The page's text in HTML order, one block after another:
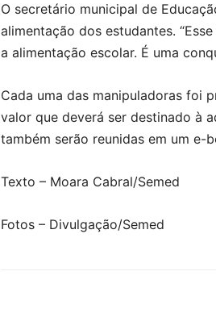
O secretário municipal de
alimentação dos estudantes.
a alimentação escolar. É uma
Cada uma das manipuladoras foi
valor que deverá ser destinado à
também serão reunidas em um e-
Texto – Moara Cabral/Semed
Fotos – Divulgação/Semed